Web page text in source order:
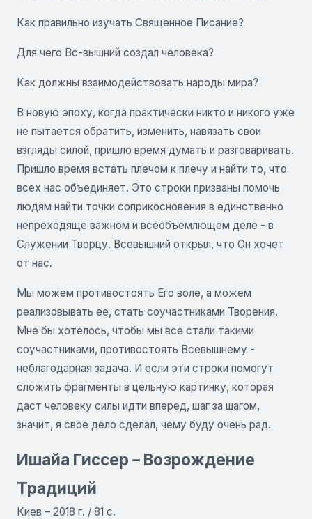
Как правильно изучать Священное Писание?
Для чего Вс-вышний создал человека?
Как должны взаимодействовать народы мира?
В новую эпоху, когда практически никто и никого уже
не пытается обратить, изменить, навязать свои
взгляды силой, пришло время думать и разговаривать.
Пришло время встать плечом к плечу и найти то, что
всех нас объединяет. Это строки призваны помочь
людям найти точки соприкосновения в единственно
непреходяще важном и всеобъемлющем деле - в
Служении Творцу. Всевышний открыл, что Он хочет
от нас.
Мы можем противостоять Его воле, а можем
реализовывать ее, стать соучастниками Творения.
Мне бы хотелось, чтобы мы все стали такими
соучастниками, противостоять Всевышнему -
неблагодарная задача. И если эти строки помогут
сложить фрагменты в цельную картинку, которая
даст человеку силы идти вперед, шаг за шагом,
значит, я свое дело сделал, чему буду очень рад.
Ишайа Гиссер – Возрождение
Традиций
Киев – 2018 г. / 81 с.